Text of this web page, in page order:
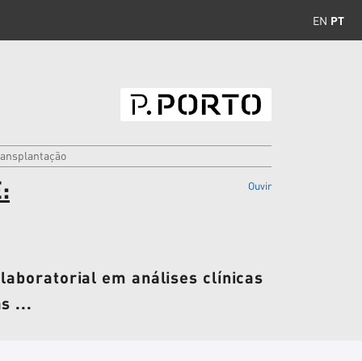
EN PT
Ouvir
em análises clínicas
...